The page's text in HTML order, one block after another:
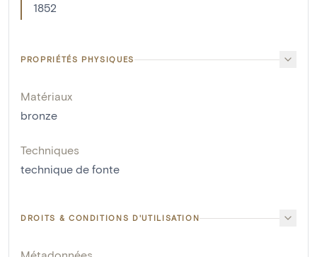
1852
PROPRIÉTÉS PHYSIQUES
Matériaux
bronze
Techniques
technique de fonte
DROITS & CONDITIONS D'UTILISATION